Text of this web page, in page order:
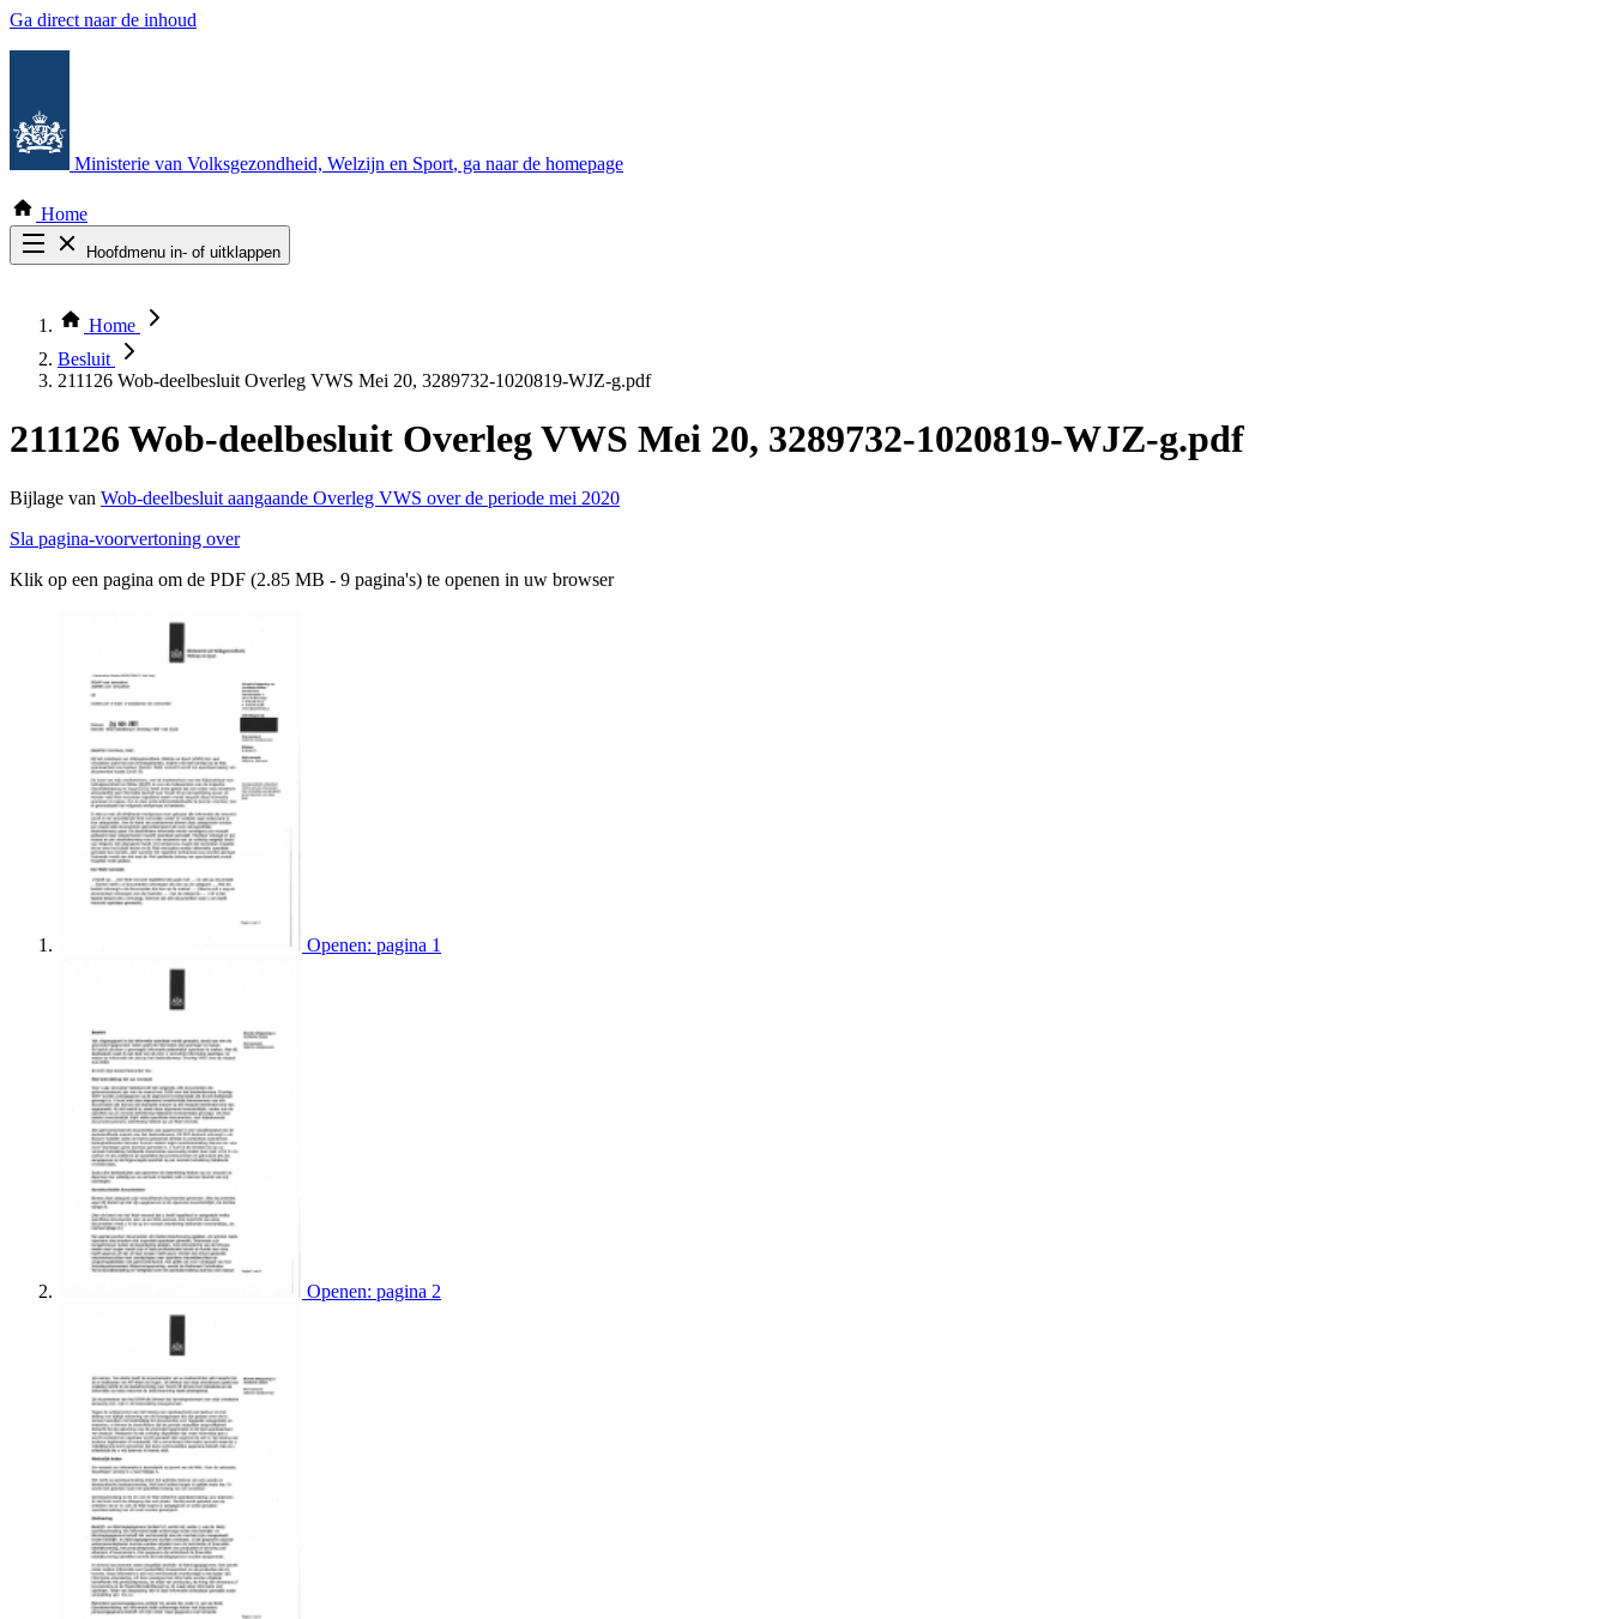
Ga direct naar de inhoud
Ministerie van Volksgezondheid, Welzijn en Sport, ga naar de homepage
Home
Hoofdmenu in- of uitklappen
Thema COVID-19
Bekijk per bestuursorgaan
Home
Besluit
211126 Wob-deelbesluit Overleg VWS Mei 20, 3289732-1020819-WJZ-g.pdf
211126 Wob-deelbesluit Overleg VWS Mei 20, 3289732-1020819-WJZ-g.pdf
Bijlage van Wob-deelbesluit aangaande Overleg VWS over de periode mei 2020
Sla pagina-voorvertoning over
Klik op een pagina om de PDF (2.85 MB - 9 pagina's) te openen in uw browser
Openen: pagina 1
Openen: pagina 2